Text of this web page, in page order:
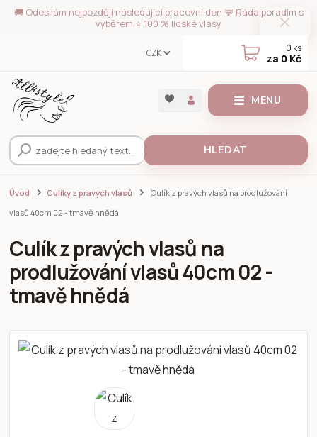
🚚 Odesílám nejpozději následující pracovní den 💬 Ráda poradím s
výběrem ⭐ 100 % lidské vlasy
MENU
CZK
HLEDAT
0 ks
za 0 Kč
Úvod Culíky z pravých vlasů
Culík z pravých vlasů na prodlužování
vlasů 40cm 02 - tmavě hnědá
Culík z pravých vlasů na
prodlužování vlasů 40cm 02 -
tmavě hnědá